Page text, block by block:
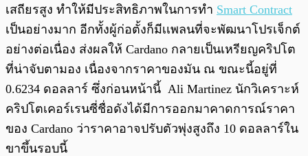
เสถียรสูง ทำให้มีประสิทธิภาพในการทำ Smart Contract
เป็นอย่างมาก อีกทั้งผู้ก่อตั้งก็มีเเพลนที่จะพัฒนาโปรเจ็กต์
อย่างต่อเนื่อง ส่งผลให้ Cardano กลายเป็นเหรียญคริปโต
ที่น่าจับตามอง เนื่องจากราคาของมัน ณ ขณะนี้อยู่ที่
0.6234 ดอลลาร์ ซึ่งก่อนหน้านี้ Ali Martinez นักวิเคราะห์
คริปโตเคอร์เรนซี่ชื่อดังได้มีการออกมาคาดการณ์ราคา
ของ Cardano ว่าราคาอาจปรับตัวพุ่งสูงถึง 10 ดอลลาร์ใน
ขาขึ้นรอบนี้